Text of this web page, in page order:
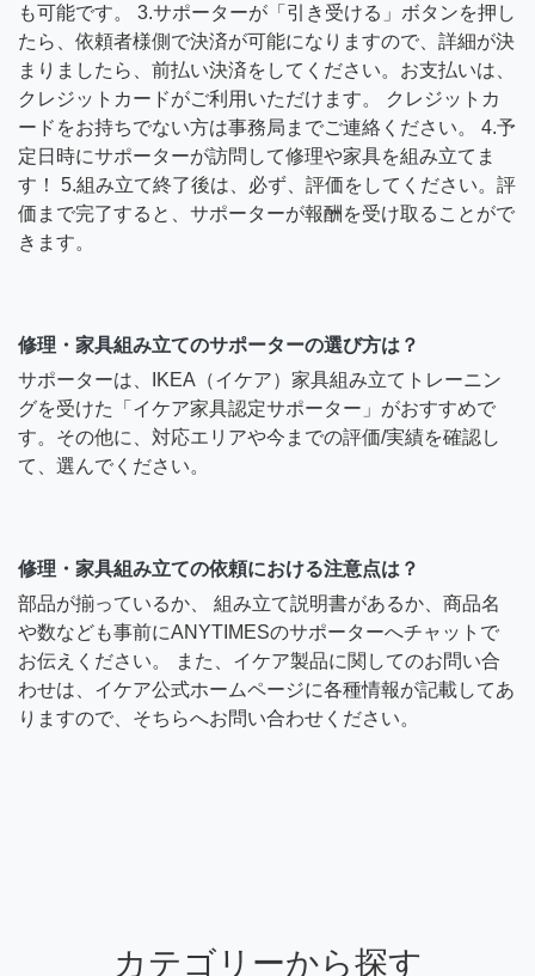
も可能です。 3.サポーターが「引き受ける」ボタンを押し
たら、依頼者様側で決済が可能になりますので、詳細が決
まりましたら、前払い決済をしてください。お支払いは、
クレジットカードがご利用いただけます。 クレジットカ
ードをお持ちでない方は事務局までご連絡ください。 4.予
定日時にサポーターが訪問して修理や家具を組み立てま
す！ 5.組み立て終了後は、必ず、評価をしてください。評
価まで完了すると、サポーターが報酬を受け取ることがで
きます。
修理・家具組み立てのサポーターの選び方は？
サポーターは、IKEA（イケア）家具組み立てトレーニン
グを受けた「イケア家具認定サポーター」がおすすめで
す。その他に、対応エリアや今までの評価/実績を確認し
て、選んでください。
修理・家具組み立ての依頼における注意点は？
部品が揃っているか、 組み立て説明書があるか、商品名
や数なども事前にANYTIMESのサポーターへチャットで
お伝えください。 また、イケア製品に関してのお問い合
わせは、イケア公式ホームページに各種情報が記載してあ
りますので、そちらへお問い合わせください。
カテゴリーから探す